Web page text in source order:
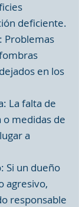
deficiente.
Problemas
en los
La falta de
o medidas de
a
Si un dueño
agresivo,
responsable